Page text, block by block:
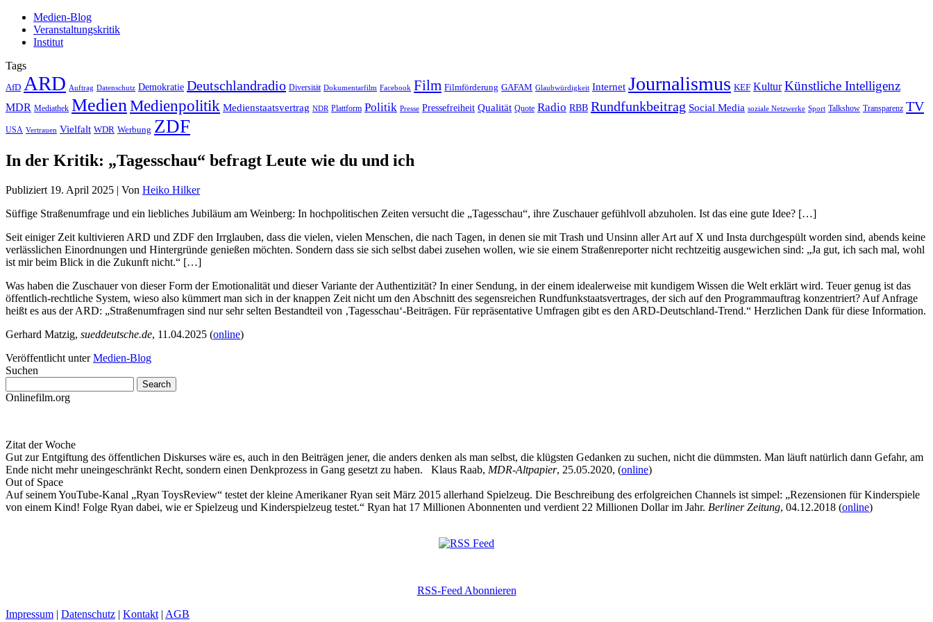
Medien-Blog
Veranstaltungskritik
Institut
Tags
AfD ARD Auftrag Datenschutz Demokratie Deutschlandradio Diversität Dokumentarfilm Facebook Film Filmförderung GAFAM Glaubwürdigkeit Internet Journalismus KEF Kultur Künstliche Intelligenz
MDR Mediathek MedienMedienpolitik Medienstaatsvertrag NDR Plattform Politik Presse Pressefreiheit Qualität Quote Radio RBB Rundfunkbeitrag Social Media soziale Netzwerke Sport Talkshow Transparenz TV
USA Vertrauen Vielfalt WDR Werbung ZDF
In der Kritik: „Tagesschau“ befragt Leute wie du und ich
Publiziert 19. April 2025 | Von Heiko Hilker
Süffige Straßenumfrage und ein liebliches Jubiläum am Weinberg: In hochpolitischen Zeiten versucht die „Tagesschau“, ihre Zuschauer gefühlvoll abzuholen. Ist das eine gute Idee? […]
Seit einiger Zeit kultivieren ARD und ZDF den Irrglauben, dass die vielen, vielen Menschen, die nach Tagen, in denen sie mit Trash und Unsinn aller Art auf X und Insta durchgespült worden sind, abends keine
verlässlichen Einordnungen und Hintergründe genießen möchten. Sondern dass sie sich selbst dabei zusehen wollen, wie sie einem Straßenreporter nicht rechtzeitig ausgewichen sind: „Ja gut, ich sach mal, wohl
ist mir beim Blick in die Zukunft nicht.“ […]
Was haben die Zuschauer von dieser Form der Emotionalität und dieser Variante der Authentizität? In einer Sendung, in der einem idealerweise mit kundigem Wissen die Welt erklärt wird. Teuer genug ist das
öffentlich-rechtliche System, wieso also kümmert man sich in der knappen Zeit nicht um den Abschnitt des segensreichen Rundfunkstaatsvertrages, der sich auf den Programmauftrag konzentriert? Auf Anfrage
heißt es aus der ARD: „Straßenumfragen sind nur sehr selten Bestandteil von ‚Tagesschau‘-Beiträgen. Für repräsentative Umfragen gibt es den ARD-Deutschland-Trend.“ Herzlichen Dank für diese Information.
Gerhard Matzig, sueddeutsche.de, 11.04.2025 (online)
Veröffentlicht unter Medien-Blog
Suchen
Onlinefilm.org
Zitat der Woche
Gut zur Entgiftung des öffentlichen Diskurses wäre es, auch in den Beiträgen jener, die anders denken als man selbst, die klügsten Gedanken zu suchen, nicht die dümmsten. Man läuft natürlich dann Gefahr, am
Ende nicht mehr uneingeschränkt Recht, sondern einen Denkprozess in Gang gesetzt zu haben. Klaus Raab, MDR-Altpapier, 25.05.2020, (online)
Out of Space
Auf seinem YouTube-Kanal „Ryan ToysReview“ testet der kleine Amerikaner Ryan seit März 2015 allerhand Spielzeug. Die Beschreibung des erfolgreichen Channels ist simpel: „Rezensionen für Kinderspiele
von einem Kind! Folge Ryan dabei, wie er Spielzeug und Kinderspielzeug testet.“ Ryan hat 17 Millionen Abonnenten und verdient 22 Millionen Dollar im Jahr. Berliner Zeitung, 04.12.2018 (online)
RSS-Feed Abonnieren
Impressum | Datenschutz | Kontakt | AGB